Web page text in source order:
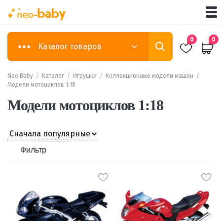
Каталог товаров
0 0
Neo Baby / Каталог / Игрушки / Коллекционные модели машин /
Модели мотоциклов 1:18
Модели мотоциклов 1:18
Фильтр